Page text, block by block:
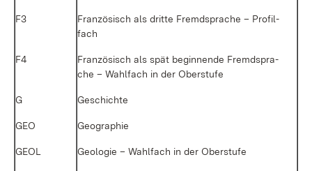
F3
Fran­zö­sisch als drit­te Fremd­spra­che – Pro­fil­
fach
F4
Fran­zö­sisch als spät be­gin­nen­de Fremd­spra­
che – Wahl­fach in der Ober­stu­fe
G Ge­schich­te
GEO Geo­gra­phie
GEOL Geo­lo­gie – Wahl­fach in der Ober­stu­fe